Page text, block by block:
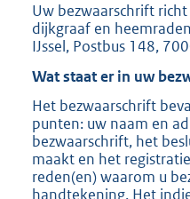
Uw bezwaarschrift
dijkgraaf en
IJssel, Postbus 148,
Wat staat er in uw
Het bezwaarschrift
punten: uw naam en
bezwaarschrift, het
maakt en het
reden(en) waarom u
handtekening. Het